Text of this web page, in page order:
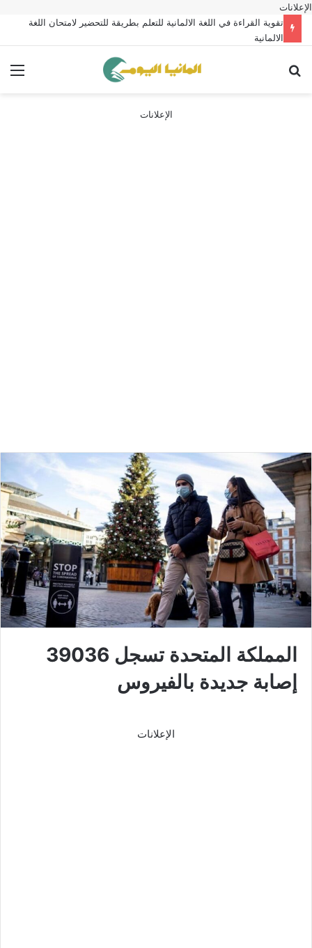
الإعلانات
تقوية القراءة في اللغة الالمانية للتعلم بطريقة للتحضير لامتحان اللغة
الالمانية
الإعلانات
المملكة المتحدة تسجل 39036
إصابة جديدة بالفيروس
الإعلانات